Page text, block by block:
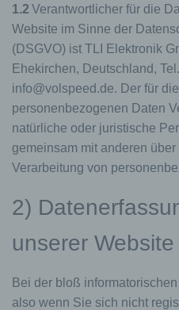
1.2 Verantwortlicher für die
Website im Sinne der
(DSGVO) ist TLI Elektronik
Ehekirchen, Deutschland,
info@volspeed.de. Der für
personenbezogenen Daten
natürliche oder juristische
gemeinsam mit anderen
Verarbeitung von
2)
unserer Website
Bei der bloß
also wenn Sie sich nicht